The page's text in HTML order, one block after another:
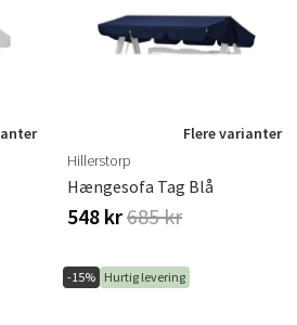
Flere varianter
Hillerstorp
Hængesofa Tag Blå
548 kr685 kr
-15% Hurtig levering